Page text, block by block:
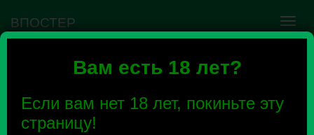
Вам есть 18 лет?
Если вам нет 18 лет, покиньте эту
страницу!
ВПОСТЕР
Ошибка VK API #5
сообщества нужно авторизоваться на сервисе
повторно.